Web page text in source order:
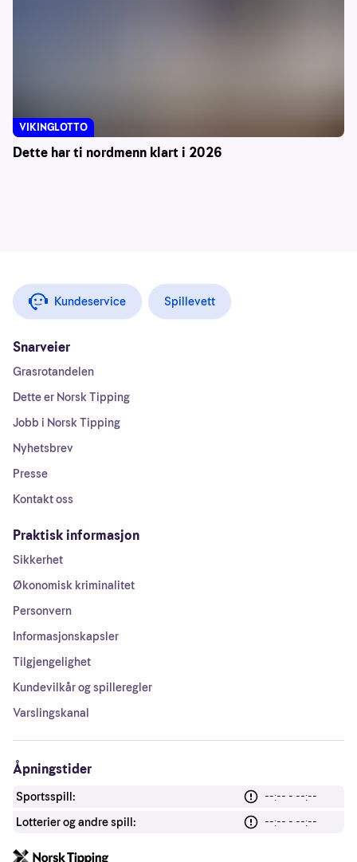
Dette har ti nordmenn klart i 2026
VIKINGLOTTO
Kundeservice Spillevett
Snarveier
Grasrotandelen
Dette er Norsk Tipping
Jobb i Norsk Tipping
Nyhetsbrev
Presse
Kontakt oss
Praktisk informasjon
Sikkerhet
Økonomisk kriminalitet
Personvern
Informasjonskapsler
Tilgjengelighet
Kundevilkår og spilleregler
Varslingskanal
Åpningstider
Sportsspill:
--:-- - --:--
Lotterier og andre spill:
--:-- - --:--